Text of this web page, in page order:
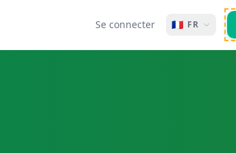
Se connecter 🇫🇷 FR